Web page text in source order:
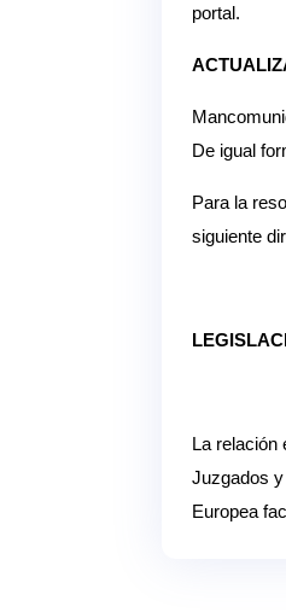
portal.
De igual
Para la
siguiente
La relación
Juzgados
Europea